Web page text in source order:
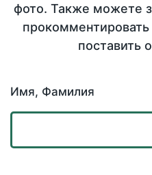
фото. Также можете
поставить
Имя, Фамилия